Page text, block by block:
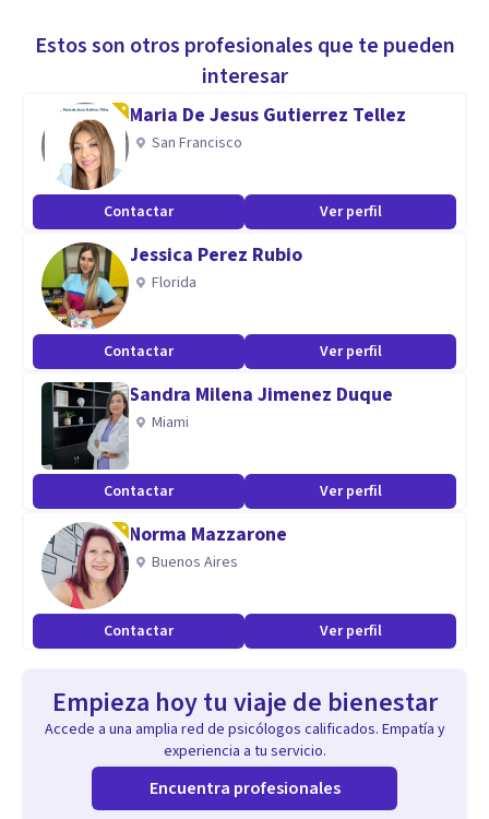
Estos son otros profesionales que te pueden
interesar
Maria De Jesus Gutierrez Tellez
San Francisco
Contactar Ver perfil
Jessica Perez Rubio
Florida
Contactar Ver perfil
Sandra Milena Jimenez Duque
Miami
Contactar Ver perfil
Norma Mazzarone
Buenos Aires
Contactar Ver perfil
Empieza hoy tu viaje de bienestar
Accede a una amplia red de psicólogos calificados. Empatía y
experiencia a tu servicio.
Encuentra profesionales